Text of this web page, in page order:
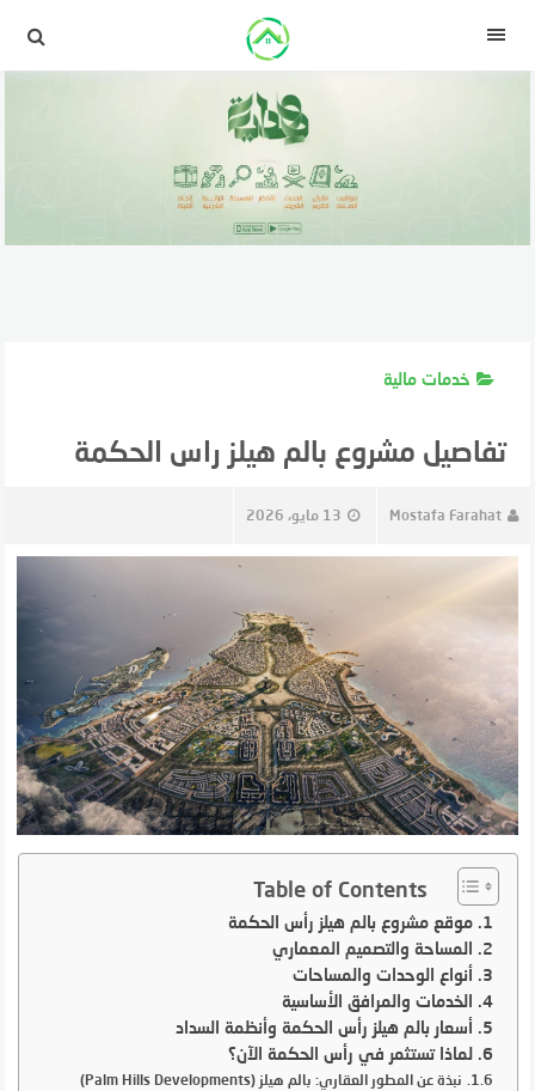
القائمة
خدمات مالية
تفاصيل مشروع بالم هيلز راس الحكمة
Mostafa Farahat 13 مايو، 2026
Table of Contents
موقع مشروع بالم هيلز رأس الحكمة
المساحة والتصميم المعماري
أنواع الوحدات والمساحات
الخدمات والمرافق الأساسية
أسعار بالم هيلز رأس الحكمة وأنظمة السداد
لماذا تستثمر في رأس الحكمة الآن؟
نبذة عن المطور العقاري: بالم هيلز (Palm Hills Developments)